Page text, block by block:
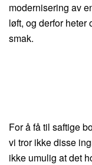
modernisering av
løft, og derfor
smak.
For å få til saftige
vi tror ikke disse
ikke umulig at det